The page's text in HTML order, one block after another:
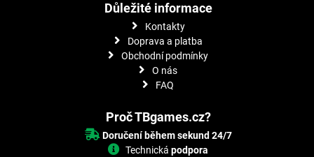
Důležité informace
Kontakty
Doprava a platba
Obchodní podmínky
O nás
FAQ
Proč TBgames.cz?
Doručení během sekund 24/7
Technickápodpora